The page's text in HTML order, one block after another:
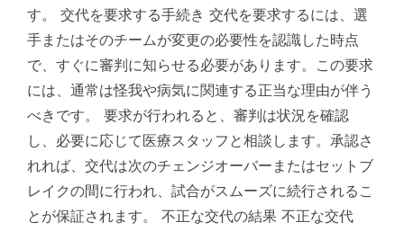
す。 交代を要求する手続き 交代を要求するには、選
手またはそのチームが変更の必要性を認識した時点
で、すぐに審判に知らせる必要があります。この要求
には、通常は怪我や病気に関連する正当な理由が伴う
べきです。 要求が行われると、審判は状況を確認
し、必要に応じて医療スタッフと相談します。承認さ
れれば、交代は次のチェンジオーバーまたはセットブ
レイクの間に行われ、試合がスムーズに続行されるこ
とが保証されます。 不正な交代の結果 不正な交代